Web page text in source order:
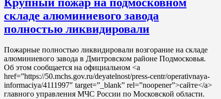
Крупный пожар на подмосковном
складе алюминиевого завода
полностью ликвидировали
Пожарные полностью ликвидировали возгорание на складе
алюминиевого завода в Дмитровском районе Подмосковья.
Об этом сообщается на официальном <a
href=”https://50.mchs.gov.ru/deyatelnost/press-centr/operativnaya-
informaciya/4111997″ target=”_blank” rel=”noopener”>сайте</a>
главного управления МЧС России по Московской области.